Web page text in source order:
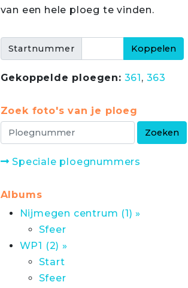
van een hele ploeg te vinden.
Startnummer
Gekoppelde ploegen: 361, 363
Zoek foto's van je ploeg
Speciale ploegnummers
Albums
Nijmegen centrum (1) »
Sfeer
WP1 (2) »
Start
Sfeer